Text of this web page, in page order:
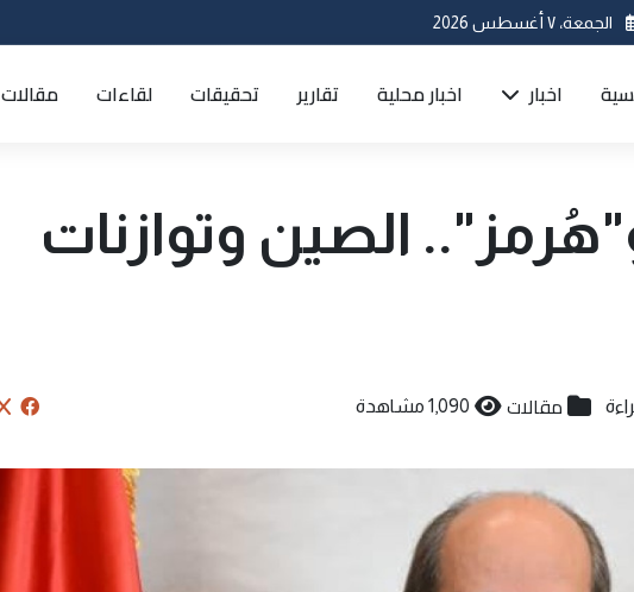
الجمعة، ٧ أغسطس 2026
اخبار اخبار محلية تقارير تحقيقات لقاءات مقالات
الصين وتوازنات
مقالات 1,090 مشاهدة